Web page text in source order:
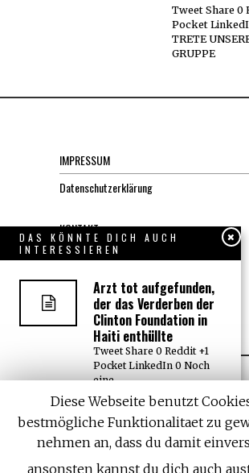
Tweet Share 0
Pocket
TRETE
GRUPPE
IMPRESSUM
Datenschutzerklärung
KONTAKT
Über uns, den “Wächter”
All rights reserved. Designed by
Diese Webseite benutzt
bestmögliche Funktionalitaet zu
nehmen an, dass du damit
ansonsten kannst du dich auch
DAS KÖNNTE DICH AUCH
INTERESSIEREN
Arzt tot aufgefunden,
der das Verderben der
Clinton Foundation in
Haiti enthüllte
Tweet Share 0 Reddit +1
Pocket LinkedIn 0 Noch
eine
Universität in Michigan
bietet als erste Diplom
in Marihuana an